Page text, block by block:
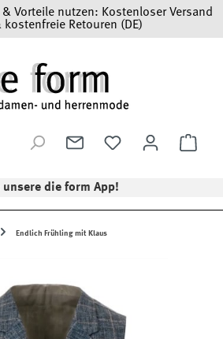
Vorteile nutzen: Kostenloser Versand
kostenfreie Retouren (DE)
unsere die form App!
Endlich Frühling mit Klaus